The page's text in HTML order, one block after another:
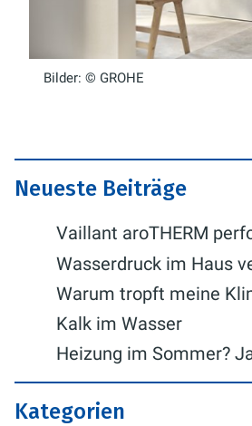
Bilder: © GROHE
Neueste Beiträge
Vaillant aroTHERM
Wasserdruck im Haus
Warum tropft meine
Kalk im Wasser
Heizung im Sommer?
Kategorien